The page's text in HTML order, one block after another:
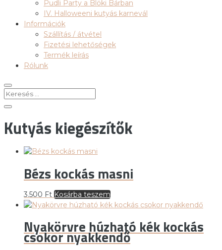
Pudli Party a Blöki Bárban
IV. Halloweeni kutyás karnevál
Információk
Szállítás / átvétel
Fizetési lehetőségek
Termék leírás
Rólunk
Kutyás kiegészítők
Bézs kockás masni
3.500 Ft Kosárba teszem
Nyakörvre húzható kék kockás
csokor nyakkendő